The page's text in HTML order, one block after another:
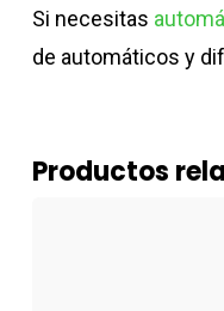
Si necesitas
de automáticos y
Productos